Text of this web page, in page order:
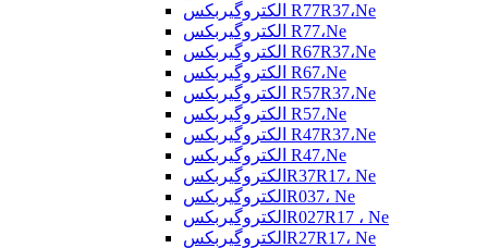
الکتروگیربکس R77R37،Ne
الکتروگیربکس R77،Ne
الکتروگیربکس R67R37،Ne
الکتروگیربکس R67،Ne
الکتروگیربکس R57R37،Ne
الکتروگیربکس R57،Ne
الکتروگیربکس R47R37،Ne
الکتروگیربکس R47،Ne
الکتروگیربکسR37R17، Ne
الکتروگیربکسR037، Ne
الکتروگیربکسR027R17 ، Ne
الکتروگیربکسR27R17، Ne